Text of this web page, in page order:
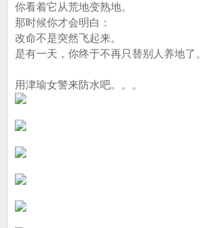
你看着它从荒地变熟地。
那时候你才会明白：
改命不是突然飞起来。
是有一天，你终于不再只替别人养地了。
用津瑜女警来防水吧。。。